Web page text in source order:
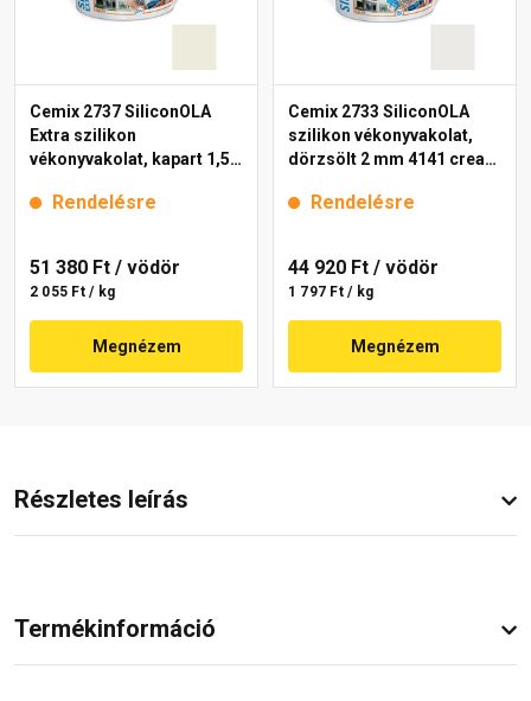
Cemix 2737 SiliconOLA
Extra szilikon
vékonyvakolat, kapart 1,5
Rendelésre
51 380 Ft / vödör
2 055 Ft / kg
Megnézem
Cemix 2733 SiliconOLA
szilikon vékonyvakolat,
dörzsölt 2 mm 4141 cream
Rendelésre
44 920 Ft / vödör
1 797 Ft / kg
Megnézem
Részletes leírás
Termékinformáció